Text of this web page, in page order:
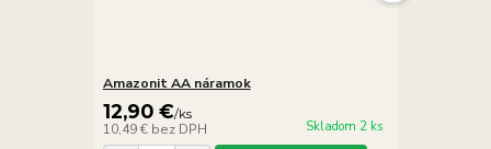
Amazonit AA náramok
12,90 €/ks
10,49 € bez DPH Skladom 2 ks